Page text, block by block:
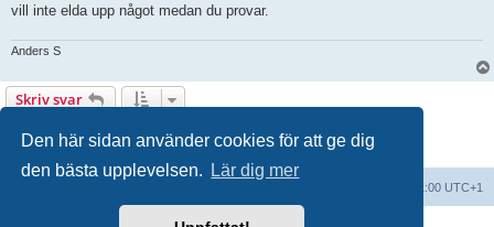
Den här sidan använder cookies för att ge dig
den bästa upplevelsen.
Lär dig mer
vill inte elda upp något medan du provar.
Anders S
Skriv svar
Alla tidsangivelser är UTC+01:00 UTC+1